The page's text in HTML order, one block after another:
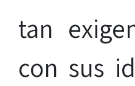
tan
con sus